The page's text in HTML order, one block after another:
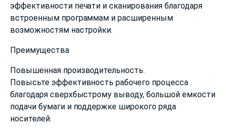
эффективности печати и сканирования благодаря
встроенным программам и расширенным
возможностям настройки.
Преимущества
Повышенная производительность.
Повысьте эффективность рабочего процесса
благодаря сверхбыстрому выводу, большой емкости
подачи бумаги и поддержке широкого ряда
носителей.